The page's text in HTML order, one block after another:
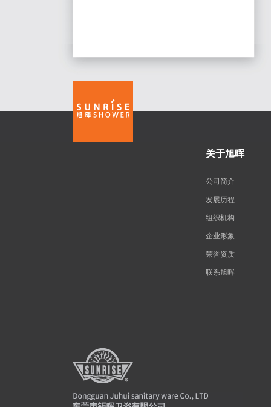
关于旭晖
公司简介
发展历程
组织机构
企业形象
荣誉资质
联系旭晖